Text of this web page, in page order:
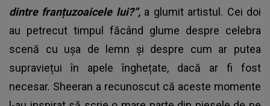
dintre franțuzoaicele lui?”, a glumit artistul. Cei doi
au petrecut timpul făcând glume despre celebra
scenă cu ușa de lemn și despre cum ar putea
supraviețui în apele înghețate, dacă ar fi fost
necesar. Sheeran a recunoscut că aceste momente